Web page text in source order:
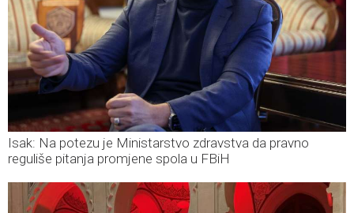
Isak: Na potezu je Ministarstvo zdravstva da pravno
reguliše pitanja promjene spola u FBiH